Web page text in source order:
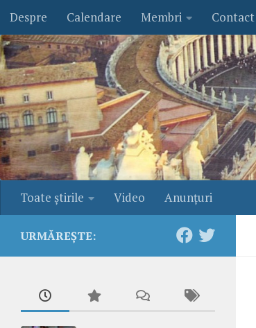
Skip to content
Despre Calendare Membri Contact
Toate ştirile Video Anunţuri
URMĂREȘTE: